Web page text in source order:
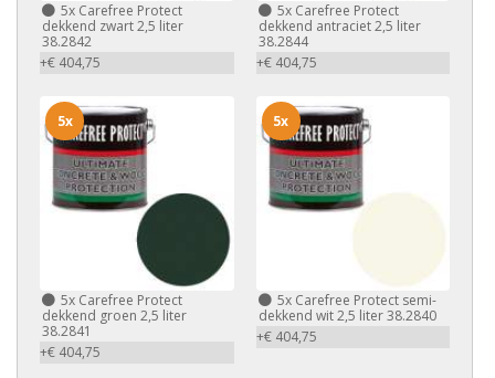
5x Carefree Protect
dekkend zwart 2,5 liter
38.2842
+€ 404,75
5xCarefree Protect
dekkend antraciet 2,5 liter
38.2844
+€ 404,75
5x Carefree Protect
dekkend groen 2,5 liter
38.2841
+€ 404,75
5x
5xCarefree Protect semi-
dekkend wit 2,5 liter 38.2840
+€ 404,75
5x